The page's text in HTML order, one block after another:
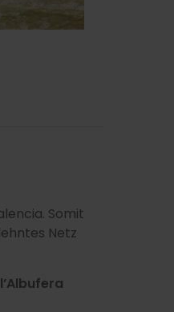
Somit
Netz